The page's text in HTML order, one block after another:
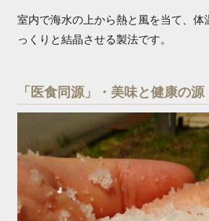
室内で海水の上から熱と風を当て、体
っくりと結晶させる製法です。
「医食同源」・美味と健康の源